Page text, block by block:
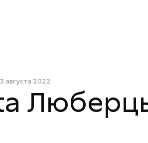
августа 2022